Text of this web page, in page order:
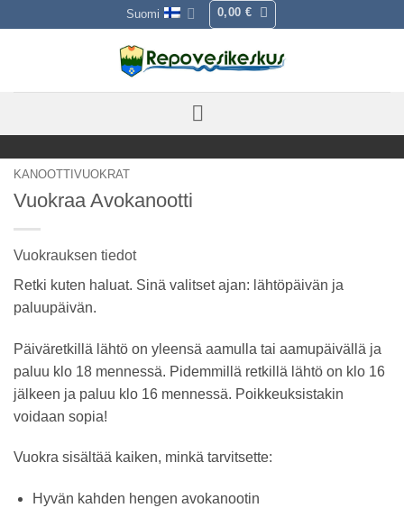
to
Suomi 0,00 €
KANOOTTIVUOKRAT
Vuokraa Avokanootti
Vuokrauksen tiedot
Retki kuten haluat. Sinä valitset ajan: lähtöpäivän ja
paluupäivän.
Päiväretkillä lähtö on yleensä aamulla tai aamupäivällä ja
paluu klo 18 mennessä. Pidemmillä retkillä lähtö on klo 16
jälkeen ja paluu klo 16 mennessä. Poikkeuksistakin
voidaan sopia!
Vuokra sisältää kaiken, minkä tarvitsette:
Hyvän kahden hengen avokanootin